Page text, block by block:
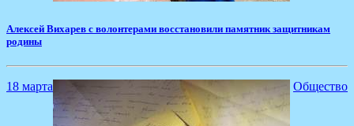
​Алексей Вихарев с волонтерами восстановили памятник защитникам
родины
18 марта Общество